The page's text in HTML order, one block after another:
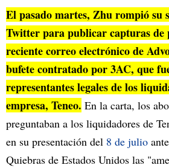
El pasado martes, Zhu rompió su
Twitter para publicar capturas de
reciente correo electrónico de
bufete contratado por 3AC, que
representantes legales de los
empresa, Teneo. En la carta, los
preguntaban a los liquidadores de
en su presentación del 8 de julio
Quiebras de Estados Unidos las